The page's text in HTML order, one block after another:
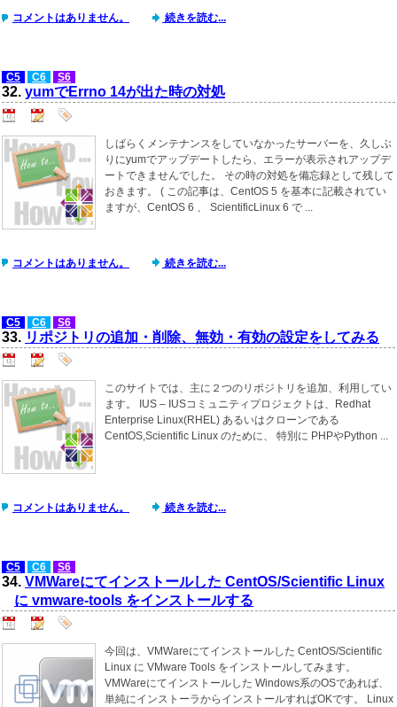
コメントはありません。 続きを読む...
C5 C6 S6
32. yumでErrno 14が出た時の対処
しばらくメンテナンスをしていなかったサーバーを、久しぶ
りにyumでアップデートしたら、エラーが表示されアップデ
ートできませんでした。 その時の対処を備忘録として残して
おきます。 ( この記事は、CentOS 5 を基本に記載されてい
ますが、CentOS 6 、 ScientificLinux 6 で ...
コメントはありません。 続きを読む...
C5 C6 S6
33. リポジトリの追加・削除、無効・有効の設定をしてみる
このサイトでは、主に２つのリポジトリを追加、利用してい
ます。 IUS – IUSコミュニティプロジェクトは、Redhat
Enterprise Linux(RHEL) あるいはクローンである
CentOS,Scientific Linux のために、 特別に PHPやPython ...
コメントはありません。 続きを読む...
C5 C6 S6
34. VMWareにてインストールした CentOS/Scientific Linux
に vmware-tools をインストールする
今回は、VMWareにてインストールした CentOS/Scientific
Linux に VMware Tools をインストールしてみます。
VMWareにてインストールした Windows系のOSであれば、
単純にインストーラからインストールすればOKです。 Linux